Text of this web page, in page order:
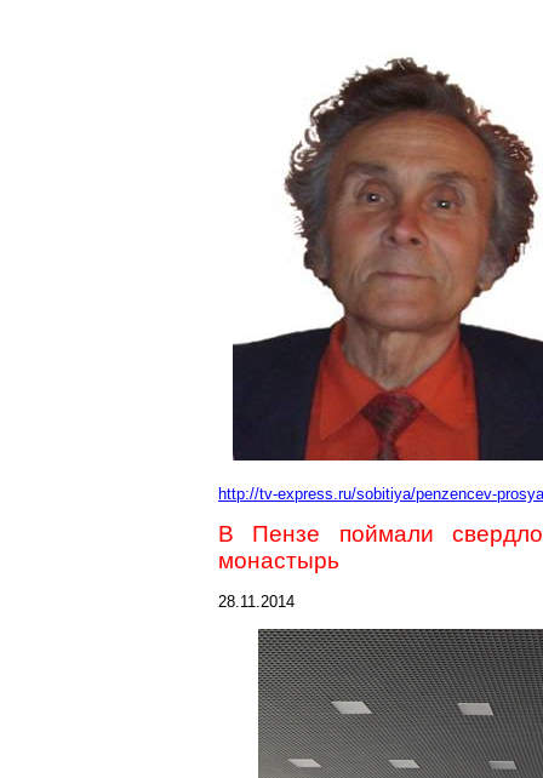
http://tv-express.ru/sobitiya/penzencev-
В Пензе поймали
монастырь
28.11.2014